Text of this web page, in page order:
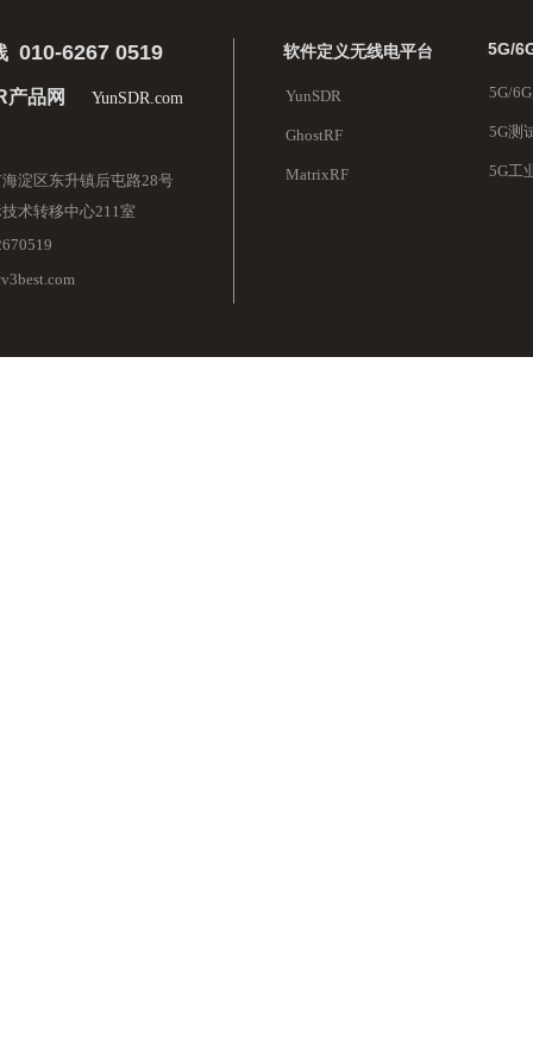
YunSDR
GhostRF
MatrixRF
软件定义无线电平台
淀区东升镇后屯路28号
术转移中心211室
010-6267 0519 5G/
5G/
5G测
5G工
产品网 YunSDR.com